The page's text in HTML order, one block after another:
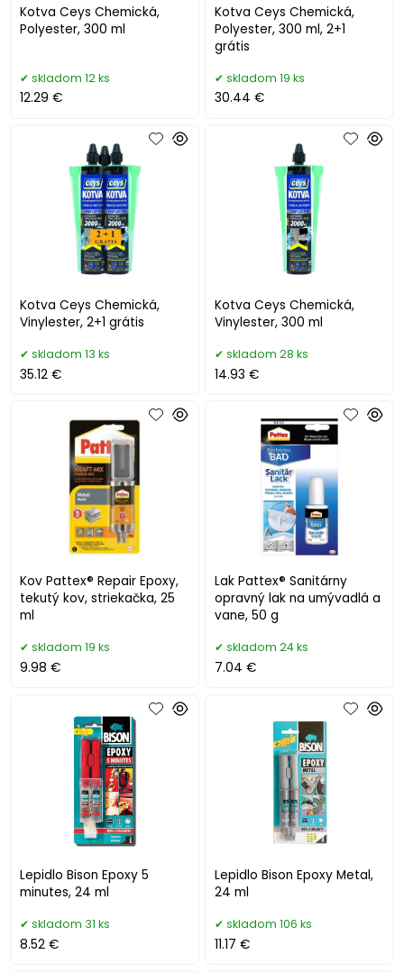
Kotva Ceys Chemická,
Polyester, 300 ml
skladom 12 ks
12.29 €
Kotva Ceys Chemická,
Polyester, 300 ml, 2+1
grátis
skladom 19 ks
30.44 €
Kotva Ceys Chemická,
Vinylester, 2+1 grátis
skladom 13 ks
35.12 €
Kotva Ceys Chemická,
Vinylester, 300 ml
skladom 28 ks
14.93 €
Kov Pattex® Repair Epoxy,
tekutý kov, striekačka, 25
ml
skladom 19 ks
9.98 €
Lak Pattex® Sanitárny
opravný lak na umývadlá a
vane, 50 g
skladom 24 ks
7.04 €
Lepidlo Bison Epoxy 5
minutes, 24 ml
skladom 31 ks
8.52 €
Lepidlo Bison Epoxy Metal,
24 ml
skladom 106 ks
11.17 €